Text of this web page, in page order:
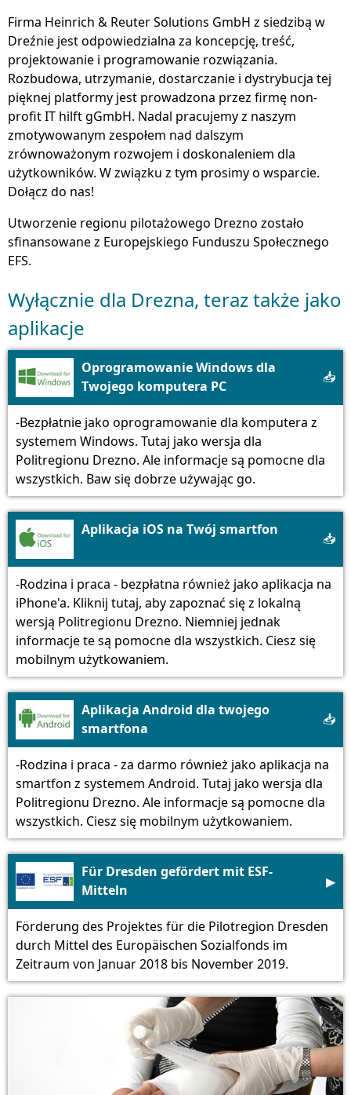
Firma Heinrich & Reuter Solutions GmbH z siedzibą w
Dreźnie jest odpowiedzialna za koncepcję, treść,
projektowanie i programowanie rozwiązania.
Rozbudowa, utrzymanie, dostarczanie i dystrybucja tej
pięknej platformy jest prowadzona przez firmę non-
profit IT hilft gGmbH. Nadal pracujemy z naszym
zmotywowanym zespołem nad dalszym
zrównoważonym rozwojem i doskonaleniem dla
użytkowników. W związku z tym prosimy o wsparcie.
Dołącz do nas!
Utworzenie regionu pilotażowego Drezno zostało
sfinansowane z Europejskiego Funduszu Społecznego
EFS.
Wyłącznie dla Drezna, teraz także jako
aplikacje
Oprogramowanie Windows dla
Twojego komputera PC
📥
-Bezpłatnie jako oprogramowanie dla komputera z
systemem Windows. Tutaj jako wersja dla
Politregionu Drezno. Ale informacje są pomocne dla
wszystkich. Baw się dobrze używając go.
Aplikacja iOS na Twój smartfon
📥
-Rodzina i praca - bezpłatna również jako aplikacja na
iPhone'a. Kliknij tutaj, aby zapoznać się z lokalną
wersją Politregionu Drezno. Niemniej jednak
informacje te są pomocne dla wszystkich. Ciesz się
mobilnym użytkowaniem.
Aplikacja Android dla twojego
smartfona
📥
-Rodzina i praca - za darmo również jako aplikacja na
smartfon z systemem Android. Tutaj jako wersja dla
Politregionu Drezno. Ale informacje są pomocne dla
wszystkich. Ciesz się mobilnym użytkowaniem.
Für Dresden gefördert mit ESF-
Mitteln
▶
Förderung des Projektes für die Pilotregion Dresden
durch Mittel des Europäischen Sozialfonds im
Zeitraum von Januar 2018 bis November 2019.